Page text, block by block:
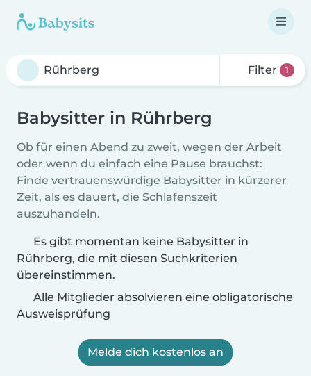
Filter 1
Babysitter in Rührberg
Ob für einen Abend zu zweit, wegen der Arbeit
oder wenn du einfach eine Pause brauchst:
Finde vertrauenswürdige Babysitter in kürzerer
Zeit, als es dauert, die Schlafenszeit
auszuhandeln.
Es gibt momentan keine Babysitter in
Rührberg, die mit diesen Suchkriterien
übereinstimmen.
Alle Mitglieder absolvieren eine obligatorische
Ausweisprüfung
Melde dich kostenlos an